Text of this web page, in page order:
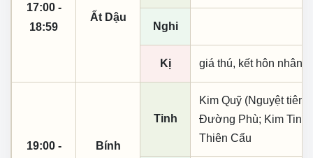
17:00 -
18:59
Ất Dậu
Nghi
Kị giá thú, kết hôn nhân,
19:00 -
Bính
Tinh
Kim Quỹ (Nguyệt
Đường Phù; Kim Tinh;
Thiên Cẩu